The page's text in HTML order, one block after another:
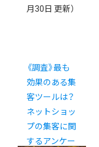
月30日 更新）
《調査》最も
効果のある集
客ツールは？
ネットショッ
プの集客に関
するアンケー